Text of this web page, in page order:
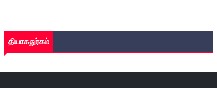
தியாகதுர்கம்